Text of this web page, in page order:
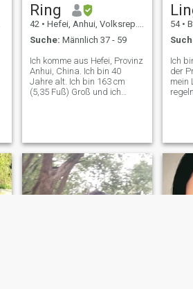
Ring
42 • Hefei, Anhui, Volksrep. China
Suche: Männlich 37 - 59
Ich komme aus Hefei, Provinz
Anhui, China. Ich bin 40
Jahre alt. Ich bin 163 cm
(5,35 Fuß) Groß und ich
ich mich scheiden, aber ich
glaube immer noch daran
Also kam ich auf diese
Plattform, ich will eine
ehrliche, freundliche, loyale,
verantwortungsbewusste,
54 •
Ich
der
mein